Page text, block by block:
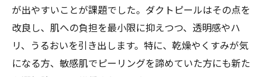
敏感肌に嬉しいダクトピールの強みを比較
分析
ダクトピールのメリットをララピールと比
較
が出やすいことが課題でした。ダクトピールはその点を
改良し、肌への負担を最小限に抑えつつ、透明感やハ
リ、うるおいを引き出します。特に、乾燥やくすみが気
になる方、敏感肌でピーリングを諦めていた方にも新た